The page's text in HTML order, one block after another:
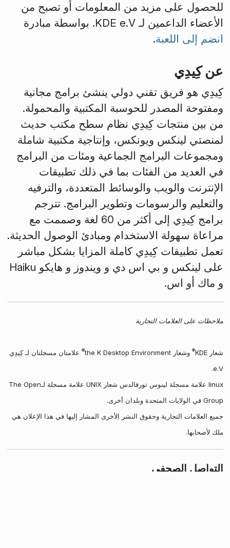
للحصول على مزيد من المعلومات أو تصبح من
الأعضاء الداعمين لـ KDE e.V. بواسطة مبادرة
انضم إلى اللعبة.
عن كِيدِي
كِيدِي هو فريق تقني دولي ينشئ برامج مجانية
ومفتوحة المصدر للحوسبة المكتبية والمحمولة.
من بين منتجات كِيدِي نظام سطح مكتب حديث
لمنصتي لينكس ويونكس، وإنتاجية مكتبية شاملة
ومجموعات البرامج الجماعية ومئات من البرامج
في العديد من الفئات بما في ذلك تطبيقات
الإنترنت والويب والوسائط المتعددة، والترفيه
والتعليم والرسومات وتطوير البرامج. تترجم
برامج كِيدِي إلى أكثر من 60 لغة وصممت مع
مراعاة سهولة الاستخدام ومبادئ الوصول الحديثة.
تعمل تطبيقات كِيدِي كاملة المزايا بشكل مباشر
على لينكس و بي اس دي و ويندوز و هايكو Haiku
و ماك أو اس.
ملاحظات على العلامات التجارية
شعار KDE ® وشعار the K Desktop Environment ® علامتان مسجلتان لـ كِيدِي
e.V.
linux علامة مسجلة لينوس تورفالدس شعار UNIX علامة مسجلة لـThe Open
Group في الولايات المتحدة وبلدان أخرى.
جميع العلامات التجارية وحقوق النشر الأخرى المشار إليها في هذا الإعلان هي
ملك لأصحابها.
التواصل الصحفي